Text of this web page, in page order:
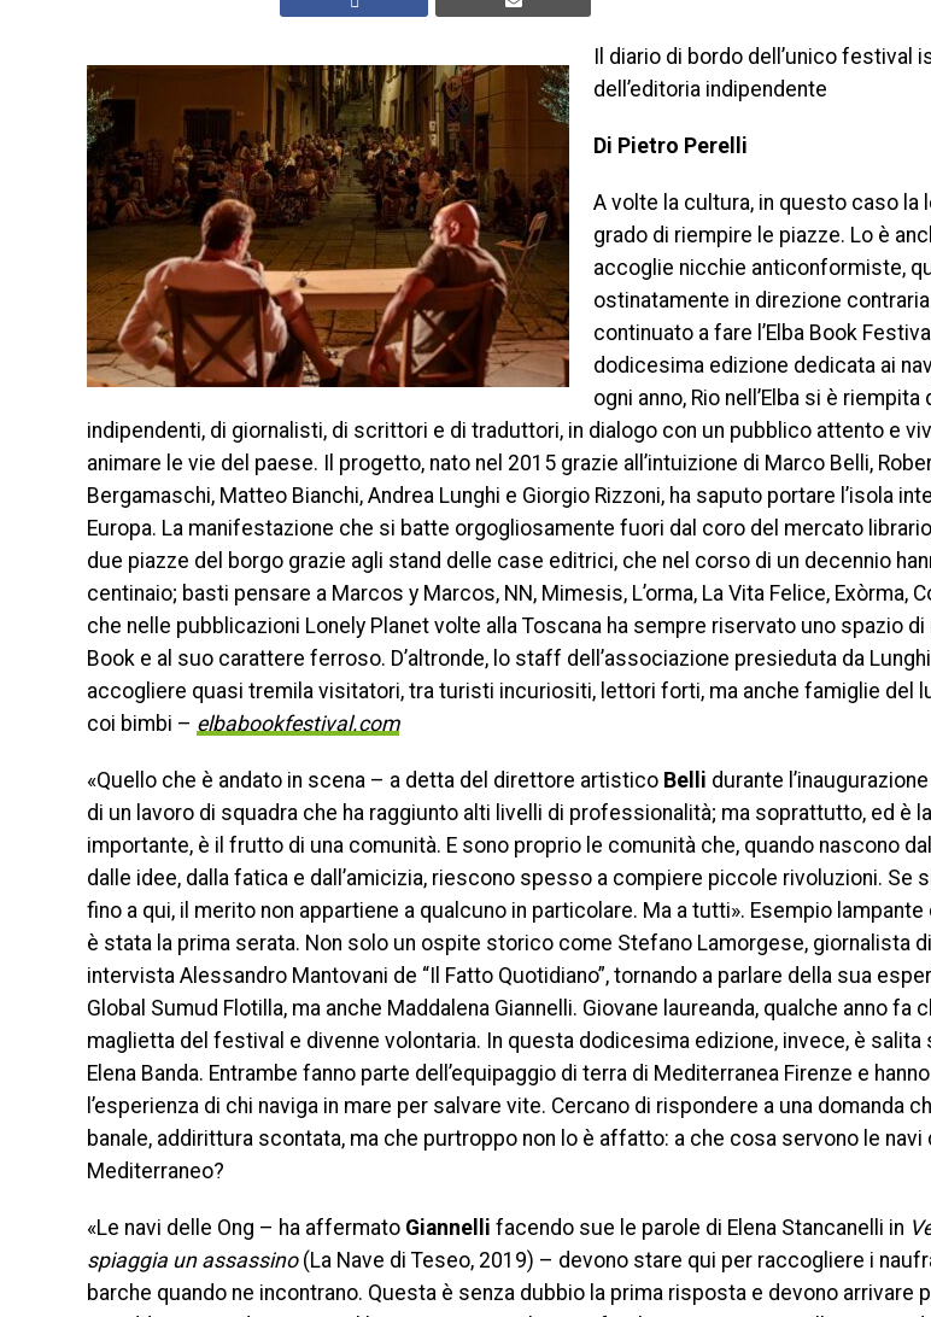
Il diario di bordo dell’unico festival
dell’editoria indipendente
Di Pietro Perelli
A volte la cultura, in questo caso la
grado di riempire le piazze. Lo è
accoglie nicchie anticonformiste,
ostinatamente in direzione
continuato a fare l’Elba Book
dodicesima edizione dedicata ai
ogni anno, Rio nell’Elba si è riempita
indipendenti, di giornalisti, di scrittori e di traduttori, in dialogo con un pubblico attento e
animare le vie del paese. Il progetto, nato nel 2015 grazie all’intuizione di Marco Belli,
Bergamaschi, Matteo Bianchi, Andrea Lunghi e Giorgio Rizzoni, ha saputo portare l’isola
Europa. La manifestazione che si batte orgogliosamente fuori dal coro del mercato
due piazze del borgo grazie agli stand delle case editrici, che nel corso di un decennio
centinaio; basti pensare a Marcos y Marcos, NN, Mimesis, L’orma, La Vita Felice, Exòrma,
che nelle pubblicazioni Lonely Planet volte alla Toscana ha sempre riservato uno spazio di
Book e al suo carattere ferroso. D’altronde, lo staff dell’associazione presieduta da
accogliere quasi tremila visitatori, tra turisti incuriositi, lettori forti, ma anche famiglie del
coi bimbi – elbabookfestival.com
«Quello che è andato in scena – a detta del direttore artistico Belli durante
di un lavoro di squadra che ha raggiunto alti livelli di professionalità; ma soprattutto, ed è
importante, è il frutto di una comunità. E sono proprio le comunità che, quando nascono
dalle idee, dalla fatica e dall’amicizia, riescono spesso a compiere piccole rivoluzioni. Se
fino a qui, il merito non appartiene a qualcuno in particolare. Ma a tutti». Esempio lampante
è stata la prima serata. Non solo un ospite storico come Stefano Lamorgese, giornalista di
intervista Alessandro Mantovani de “Il Fatto Quotidiano”, tornando a parlare della sua
Global Sumud Flotilla, ma anche Maddalena Giannelli. Giovane laureanda, qualche anno fa
maglietta del festival e divenne volontaria. In questa dodicesima edizione, invece, è salita
Elena Banda. Entrambe fanno parte dell’equipaggio di terra di Mediterranea Firenze e
l’esperienza di chi naviga in mare per salvare vite. Cercano di rispondere a una domanda
banale, addirittura scontata, ma che purtroppo non lo è affatto: a che cosa servono le navi
Mediterraneo?
«Le navi delle Ong – ha affermato Giannelli facendo sue le parole di Elena Stancanelli in
spiaggia un assassino(La Nave di Teseo, 2019) – devono stare qui per raccogliere i
barche quando ne incontrano. Questa è senza dubbio la prima risposta e devono arrivare